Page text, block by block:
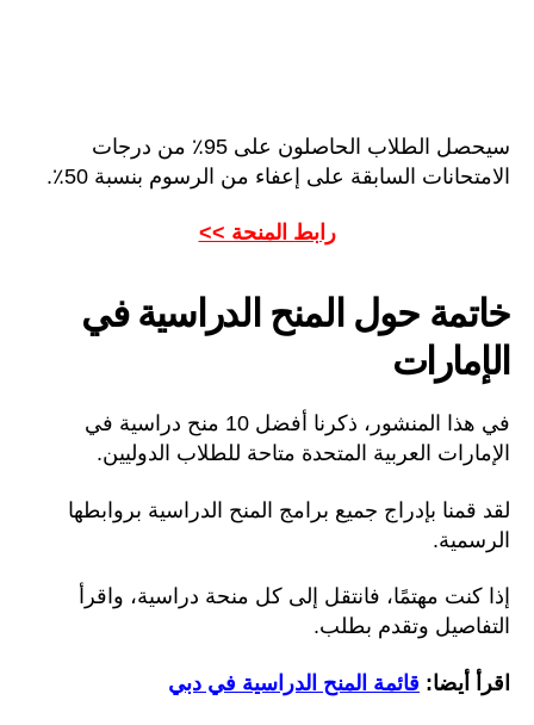
سيحصل الطلاب الحاصلون على 95٪ من درجات
الامتحانات السابقة على إعفاء من الرسوم بنسبة 50٪.
رابط المنحة >>
خاتمة حول المنح الدراسية في
الإمارات
في هذا المنشور، ذكرنا أفضل 10 منح دراسية في
الإمارات العربية المتحدة متاحة للطلاب الدوليين.
لقد قمنا بإدراج جميع برامج المنح الدراسية بروابطها
الرسمية.
إذا كنت مهتمًا، فانتقل إلى كل منحة دراسية، واقرأ
التفاصيل وتقدم بطلب.
اقرأ أيضا: قائمة المنح الدراسية في دبي